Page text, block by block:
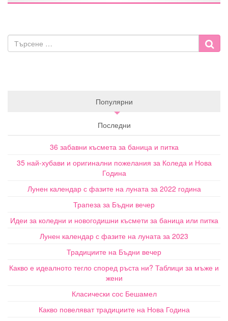
Популярни
Последни
36 забавни късмета за баница и питка
35 най-хубави и оригинални пожелания за Коледа и Нова
Година
Лунен календар с фазите на луната за 2022 година
Трапеза за Бъдни вечер
Идеи за коледни и новогодишни късмети за баница или питка
Лунен календар с фазите на луната за 2023
Традициите на Бъдни вечер
Какво е идеалното тегло според ръста ни? Таблици за мъже и
жени
Класически сос Бешамел
Какво повеляват традициите на Нова Година